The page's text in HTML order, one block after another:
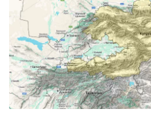
nómada aquece-nos o
numa iurta, o seu humilde
saudades. Aguarda-se a
e cheiros.
A nossa viagem realiza-se no
para o fazer. No entanto,
levar, pois as temperaturas à
dado que 90% do país se